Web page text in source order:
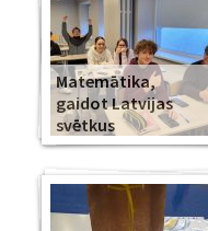
Matemātika,
gaidot Latvijas
svētkus